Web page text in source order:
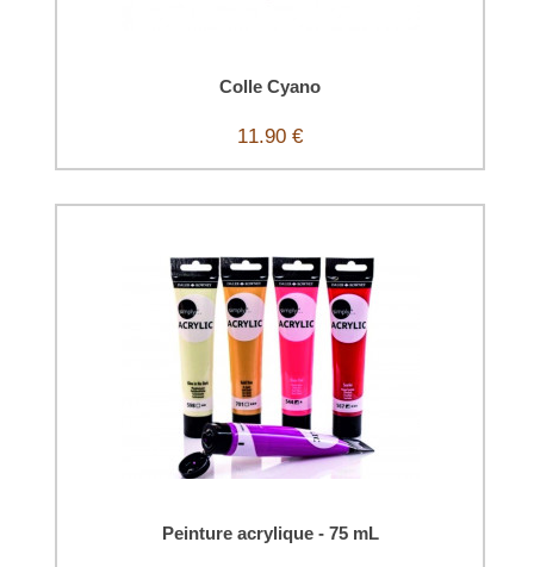
Colle Cyano
11.90 €
Peinture acrylique - 75 mL